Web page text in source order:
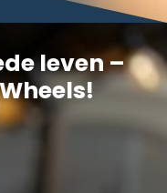
leven –